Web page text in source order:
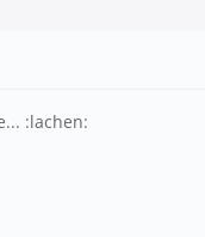
:lachen: